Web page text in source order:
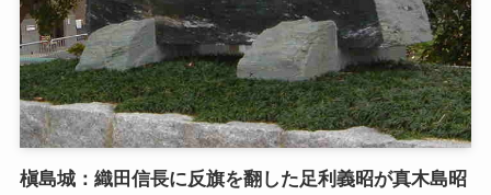
槇島城：織田信長に反旗を翻した足利義昭が真木島昭